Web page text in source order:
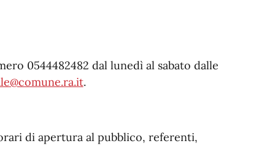
0544482482 dal lunedì al sabato dalle
.
di apertura al pubblico, referenti,